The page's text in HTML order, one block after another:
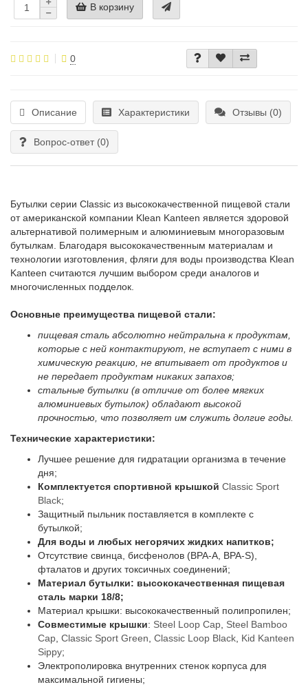
В корзину
0
Описание Характеристики Отзывы (0)
Вопрос-ответ (0)
Бутылки серии Classic из высококачественной пищевой стали
от американской компании Klean Kanteen является здоровой
альтернативой полимерным и алюминиевым многоразовым
бутылкам. Благодаря высококачественным материалам и
технологии изготовления, фляги для воды производства Klean
Kanteen считаются лучшим выбором среди аналогов и
многочисленных подделок.
Основные преимущества пищевой стали:
пищевая сталь абсолютно нейтральна к продуктам,
которые с ней контактируют, не вступает с ними в
химическую реакцию, не впитывает от продуктов и
не передает продуктам никаких запахов;
стальные бутылки (в отличие от более мягких
алюминиевых бутылок) обладают высокой
прочностью, что позволяет им служить долгие годы.
Технические характеристики:
Лучшее решение для гидратации организма в течение
дня;
Комплектуется спортивной крышкой Classic Sport
Black;
Защитный пыльник поставляется в комплекте с
бутылкой;
Для воды и любых негорячих жидких напитков;
Отсутствие свинца, бисфенолов (BPA-A, BPA-S),
фталатов и других токсичных соединений;
Материал бутылки: высококачественная пищевая
сталь марки 18/8;
Материал крышки: высококачественный полипропилен;
Совместимые крышки: Steel Loop Cap, Steel Bamboo
Cap, Classic Sport Green, Classic Loop Black, Kid Kanteen
Sippy;
Электрополировка внутренних стенок корпуса для
максимальной гигиены;